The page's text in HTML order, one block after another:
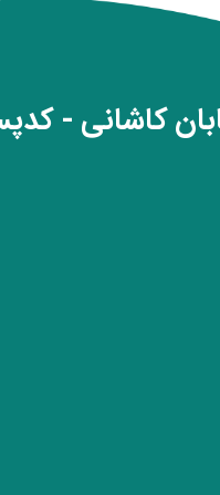
کاشانی - کدپستی :